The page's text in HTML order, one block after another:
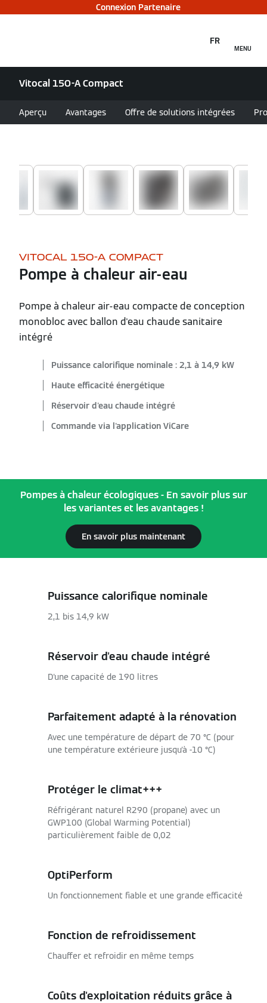
Connexion Partenaire
MENU
FR
Vitocal 15O-A Compact
Aperçu Avantages Offre de solutions intégrées
VITOCAL 15O-A COMPACT
Pompe à chaleur air-eau
Pompe à chaleur air-eau compacte de conception
monobloc avec ballon d'eau chaude sanitaire
intégré
Puissance calorifique nominale : 2,1 à 14,9 kW
Haute efficacité énergétique
Réservoir d'eau chaude intégré
Commande via l'application ViCare
Pompes à chaleur écologiques - En savoir plus sur
les variantes et les avantages !
En savoir plus maintenant
Puissance calorifique nominale
2,1 bis 14,9 kW
Réservoir d'eau chaude intégré
D'une capacité de 190 litres
Parfaitement adapté à la rénovation
Avec une température de départ de 70 °C (pour
une température extérieure jusqu'à -10 °C)
Protéger le climat+++
Réfrigérant naturel R290 (propane) avec un
GWP100 (Global Warming Potential)
particulièrement faible de 0,02
OptiPerform
Un fonctionnement fiable et une grande efficacité
Fonction de refroidissement
Chauffer et refroidir en même temps
Coûts d'exploitation réduits grâce à